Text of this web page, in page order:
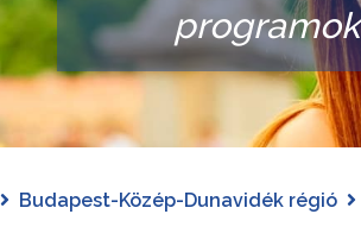
programok
Budapest-Közép-Dunavidék régió